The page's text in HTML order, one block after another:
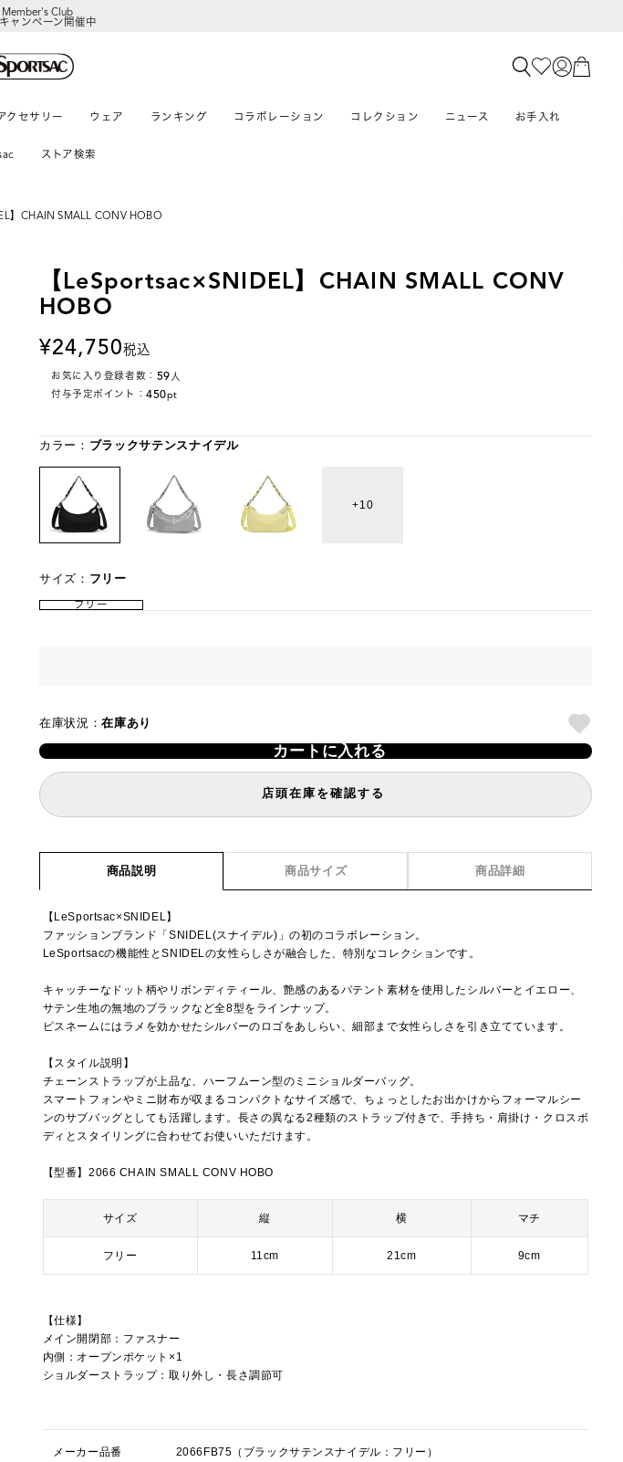
Member's Club
ャンペーン開催中
クセサリー ウェア ランキング コラボレーション コレクション ニュース お手入れ
ストア検索
】CHAIN SMALL CONV HOBO
【LeSportsac×SNIDEL】CHAIN SMALL CONV
HOBO
24,750税込
お気に入り登録者数： 59人
付与予定ポイント：450pt
カラー： ブラックサテンスナイデル
10
サイズ： フリー
フリー
在庫状況：在庫あり
カートに入れる
店頭在庫を確認する
商品説明 商品サイズ 商品詳細
【LeSportsac×SNIDEL】
ファッションブランド「SNIDEL(スナイデル)」の初のコラボレーション。
LeSportsacの機能性とSNIDELの女性らしさが融合した、特別なコレクションです。
キャッチーなドット柄やリボンディティール、艶感のあるパテント素材を使用したシルバーとイエロー、
サテン生地の無地のブラックなど全8型をラインナップ。
ピスネームにはラメを効かせたシルバーのロゴをあしらい、細部まで女性らしさを引き立てています。
【スタイル説明】
チェーンストラップが上品な、ハーフムーン型のミニショルダーバッグ。
スマートフォンやミニ財布が収まるコンパクトなサイズ感で、ちょっとしたお出かけからフォーマルシー
ンのサブバッグとしても活躍します。長さの異なる2種類のストラップ付きで、手持ち・肩掛け・クロスボ
ディとスタイリングに合わせてお使いいただけます。
【型番】2066 CHAIN SMALL CONV HOBO
サイズ 縦 横 マチ
フリー 11cm 21cm 9cm
【仕様】
メイン開閉部：ファスナー
内側：オープンポケット×1
ショルダーストラップ：取り外し・長さ調節可
メーカー品番
2066FB75（ブラックサテンスナイデル：フリー）